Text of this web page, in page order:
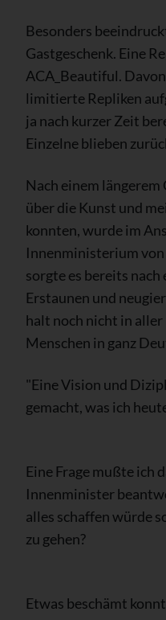
Besonders
Gastgeschenk. Eine
ACA_Beautiful.
limitierte Repliken
ja nach kurzer Zeit
Einzelne blieben
Nach einem
über die Kunst und
konnten, wurde im
Innenministerium
sorgte es bereits
Erstaunen und
halt noch nicht in
Menschen in ganz
"Eine Vision und
gemacht, was ich
Eine Frage mußte ich
Innenminister
alles schaffen würde
zu gehen?
Etwas beschämt